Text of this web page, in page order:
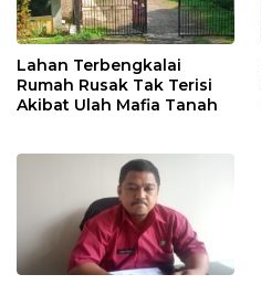
Lahan Terbengkalai
Rumah Rusak Tak Terisi
Akibat Ulah Mafia Tanah